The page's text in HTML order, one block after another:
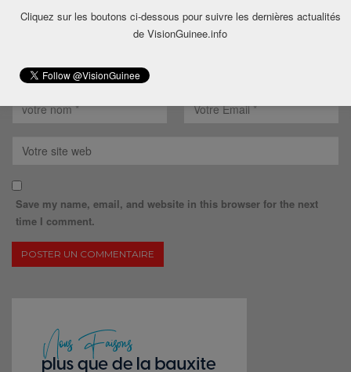
Save my name, email, and website in this browser for the next
time I comment.
Cliquez sur les boutons ci-dessous pour suivre les dernières actualités
de VisionGuinee.info